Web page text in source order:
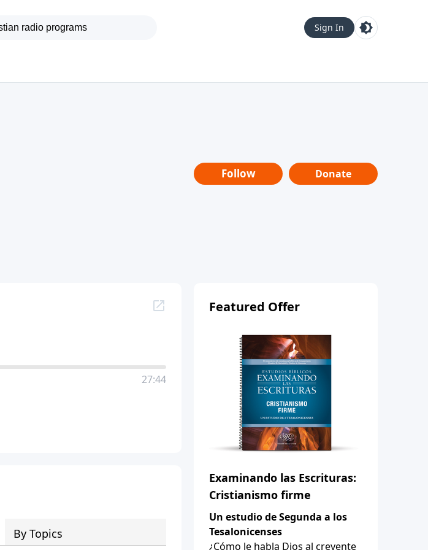
Sign In
Follow Donate
27:44
By Topics
Featured Offer
Examinando las Escrituras:
Cristianismo firme
Un estudio de Segunda a los
Tesalonicenses
¿Cómo le habla Dios al creyente